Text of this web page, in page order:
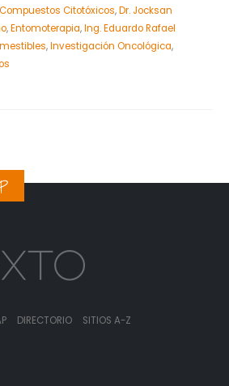
Compuestos Citotóxicos,Dr. Jocksan
,Entomoterapia,Ing. Eduardo Rafael
,Investigación Oncológica,
DIRECTORIO SITIOS A-Z